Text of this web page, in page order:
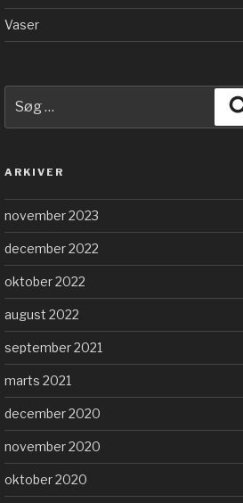
Vaser
efter:
ARKIVER
november 2023
december 2022
oktober 2022
august 2022
september 2021
marts 2021
december 2020
november 2020
oktober 2020